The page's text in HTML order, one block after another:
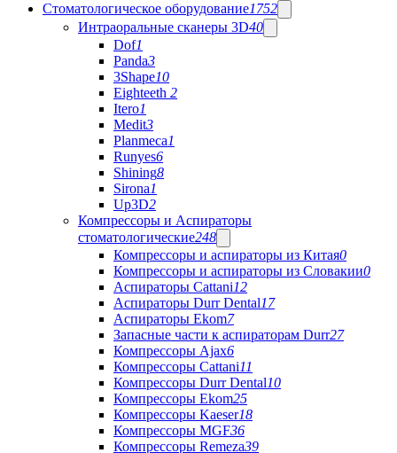
Стоматологическое оборудование1752
Интраоральные сканеры 3D40
Dof1
Panda3
3Shape10
Eighteeth 2
Itero1
Medit3
Planmeca1
Runyes6
Shining8
Sirona1
Up3D2
Компрессоры и Аспираторы
стоматологические248
Компрессоры и аспираторы из Китая0
Компрессоры и аспираторы из Словакии0
Аспираторы Cattani12
Аспираторы Durr Dental17
Аспираторы Ekom7
Запасные части к аспираторам Durr27
Компрессоры Ajax6
Компрессоры Cattani11
Компрессоры Durr Dental10
Компрессоры Ekom25
Компрессоры Kaeser18
Компрессоры MGF36
Компрессоры Remeza39